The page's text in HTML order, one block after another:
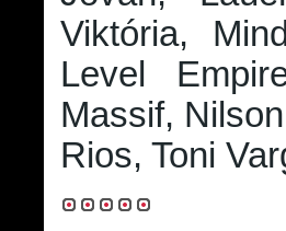
Viktória,
Level
Massif,
Rios, Toni